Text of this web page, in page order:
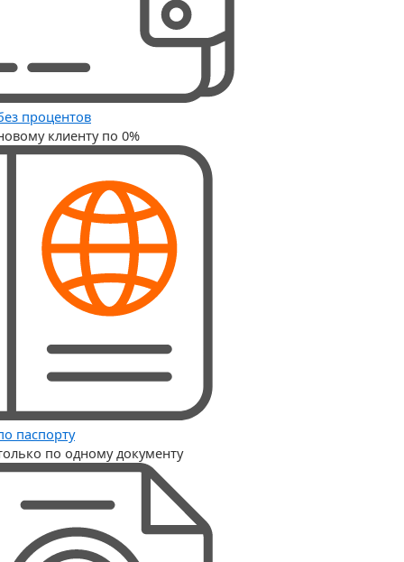
процентов
клиенту по 0%
паспорту
по одному документу